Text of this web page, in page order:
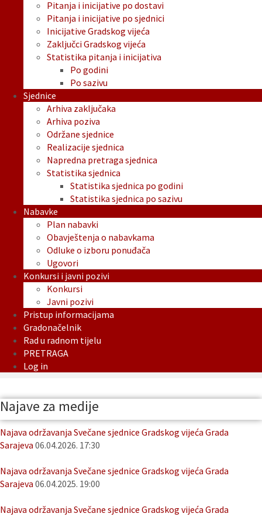
Pitanja i inicijative po dostavi
Pitanja i inicijative po sjednici
Inicijative Gradskog vijeća
Zaključci Gradskog vijeća
Statistika pitanja i inicijativa
Po godini
Po sazivu
Sjednice
Arhiva zaključaka
Arhiva poziva
Održane sjednice
Realizacije sjednica
Napredna pretraga sjednica
Statistika sjednica
Statistika sjednica po godini
Statistika sjednica po sazivu
Nabavke
Plan nabavki
Obavještenja o nabavkama
Odluke o izboru ponuđača
Ugovori
Konkursi i javni pozivi
Konkursi
Javni pozivi
Pristup informacijama
Gradonačelnik
Rad u radnom tijelu
PRETRAGA
Log in
Najave za medije
Najava održavanja Svečane sjednice Gradskog vijeća Grada
Sarajeva 06.04.2026. 17:30
Najava održavanja Svečane sjednice Gradskog vijeća Grada
Sarajeva 06.04.2025. 19:00
Najava održavanja Svečane sjednice Gradskog vijeća Grada